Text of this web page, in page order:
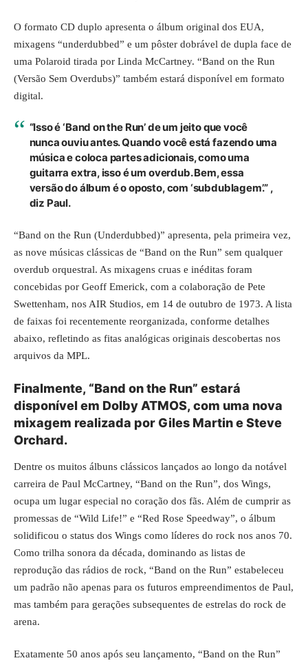
O formato CD duplo apresenta o álbum original dos EUA,
mixagens “underdubbed” e um pôster dobrável de dupla face de
uma Polaroid tirada por Linda McCartney. “Band on the Run
(Versão Sem Overdubs)” também estará disponível em formato
digital.
“Isso é ‘Band on the Run’ de um jeito que você
nunca ouviu antes. Quando você está fazendo uma
música e coloca partes adicionais, como uma
guitarra extra, isso é um overdub. Bem, essa
versão do álbum é o oposto, com ‘subdublagem’.” ,
diz Paul.
“Band on the Run (Underdubbed)” apresenta, pela primeira vez,
as nove músicas clássicas de “Band on the Run” sem qualquer
overdub orquestral. As mixagens cruas e inéditas foram
concebidas por Geoff Emerick, com a colaboração de Pete
Swettenham, nos AIR Studios, em 14 de outubro de 1973. A lista
de faixas foi recentemente reorganizada, conforme detalhes
abaixo, refletindo as fitas analógicas originais descobertas nos
arquivos da MPL.
Finalmente, “Band on the Run” estará
disponível em Dolby ATMOS, com uma nova
mixagem realizada por Giles Martin e Steve
Orchard.
Dentre os muitos álbuns clássicos lançados ao longo da notável
carreira de Paul McCartney, “Band on the Run”, dos Wings,
ocupa um lugar especial no coração dos fãs. Além de cumprir as
promessas de “Wild Life!” e “Red Rose Speedway”, o álbum
solidificou o status dos Wings como líderes do rock nos anos 70.
Como trilha sonora da década, dominando as listas de
reprodução das rádios de rock, “Band on the Run” estabeleceu
um padrão não apenas para os futuros empreendimentos de Paul,
mas também para gerações subsequentes de estrelas do rock de
arena.
Exatamente 50 anos após seu lançamento, “Band on the Run”